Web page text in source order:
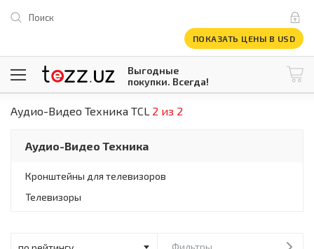
Поиск
ПОКАЗАТЬ ЦЕНЫ В USD
Выгодные
покупки. Всегда!
1 USD = 12 296.16 сум\
Все категории
Компьютеры и оргтехника
Телевизоры
Климатическая техника
Климатическая техника
Аудио-Видео Техника TCL 2 из 2
Аудио-Видео Техника
Кронштейны для телевизоров
Телевизоры
Фильтры